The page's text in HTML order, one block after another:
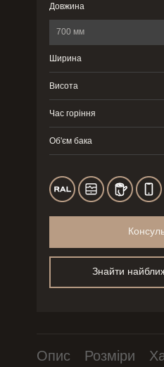
Довжина
700 мм
Ширина
Висота
Час горіння
Об'єм бака
Знайти
Опис Розміри